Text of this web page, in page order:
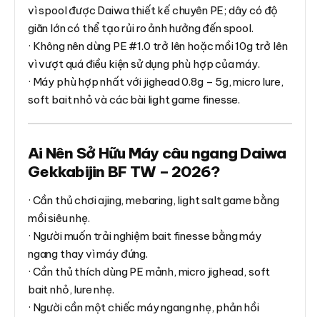
vì spool được Daiwa thiết kế chuyên PE; dây có độ
giãn lớn có thể tạo rủi ro ảnh hưởng đến spool.
· Không nên dùng PE #1.0 trở lên hoặc mồi 10g trở lên
vì vượt quá điều kiện sử dụng phù hợp của máy.
· Máy phù hợp nhất với jighead 0.8g – 5g, micro lure,
soft bait nhỏ và các bài light game finesse.
Ai Nên Sở Hữu Máy câu ngang Daiwa
Gekkabijin BF TW – 2026?
· Cần thủ chơi ajing, mebaring, light salt game bằng
mồi siêu nhẹ.
· Người muốn trải nghiệm bait finesse bằng máy
ngang thay vì máy đứng.
· Cần thủ thích dùng PE mảnh, micro jighead, soft
bait nhỏ, lure nhẹ.
· Người cần một chiếc máy ngang nhẹ, phản hồi